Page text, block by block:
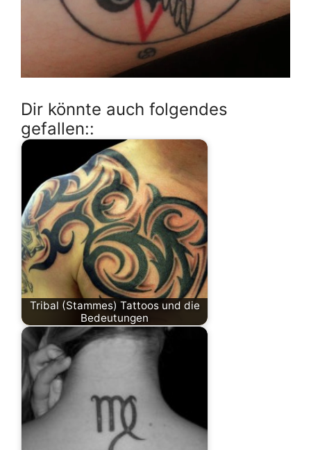
Dir könnte auch folgendes
gefallen::
Tribal (Stammes) Tattoos und die
Bedeutungen